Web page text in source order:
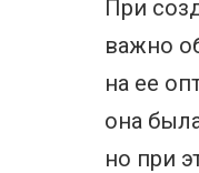
При
важно
на ее
она
но при